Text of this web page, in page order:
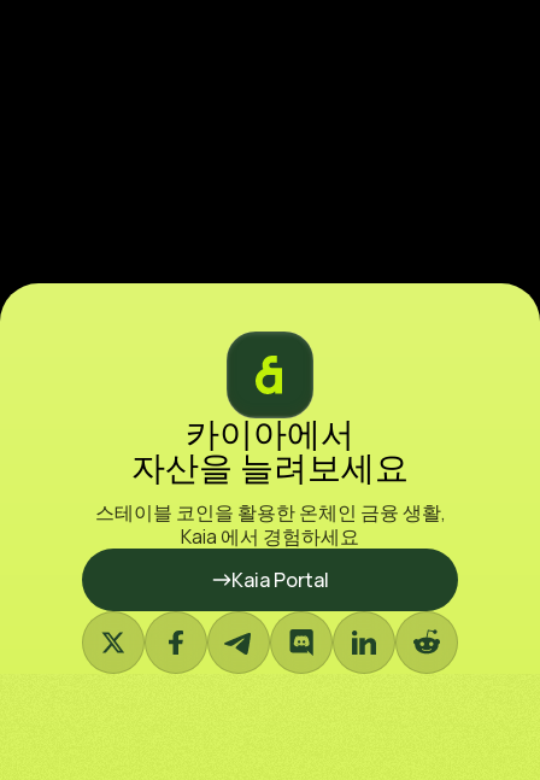
카이아에서
자산을 늘려보세요
스테이블 코인을 활용한 온체인 금융 생활,
Kaia 에서 경험하세요
Kaia Portal